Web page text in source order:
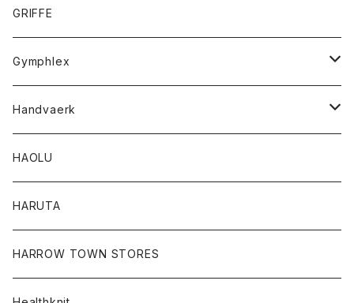
スカート
スカート
Tシャツ
Tシャツ
GRIFFE
Gymphlex
アウター
カーディガン
コート
トップス
シャツ
スウェット
レディース
カーディガン
コート
ボトム
パンツ
Handvaerk
トップス
Tシャツ
ロンTEE
HAOLU
HARUTA
HARROW TOWN STORES